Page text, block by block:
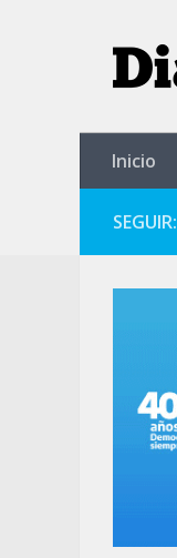
Inicio
SEGUIR: